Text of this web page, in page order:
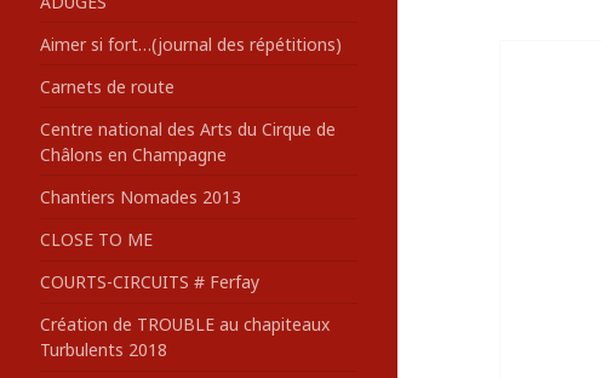
:Aimer si fort…(journal des répétitions)
Carnets de route
Centre national des Arts du Cirque de
Châlons en Champagne
Chantiers Nomades 2013
CLOSE TO ME
COURTS-CIRCUITS # Ferfay
Création de TROUBLE au chapiteaux
Turbulents 2018